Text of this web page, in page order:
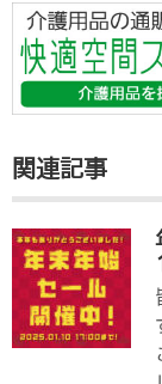
関連記事